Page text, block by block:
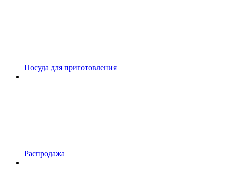
Посуда для приготовления
Распродажа